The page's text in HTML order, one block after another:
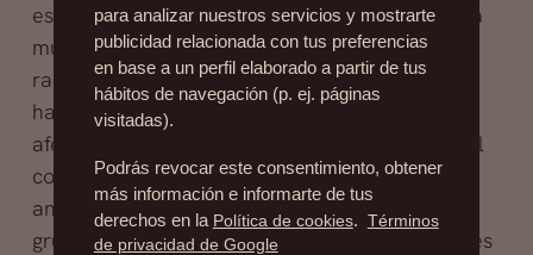
es la de homicidio y heridas voluntarias, tras la
muerte de una paciente víctima de un linfoma
raro. La fiscalía de Marsella, que lleva el caso,
ha registrado ya cerca de 2.500 demandas de
afectadas. Se espera un largo recorrido judicial
con toda una serie de informes de expertos
antes de que se pueda celebrar un juicio. El
grupo de trabajo francés al que las autoridades
para analizar nuestros servicios y mostrarte
publicidad relacionada con tus preferencias
en base a un perfil elaborado a partir de tus
hábitos de navegación (p. ej. páginas
visitadas).
Podrás revocar este consentimiento, obtener
más información e informarte de tus
derechos en la Política de cookies. Términos
de privacidad de Google